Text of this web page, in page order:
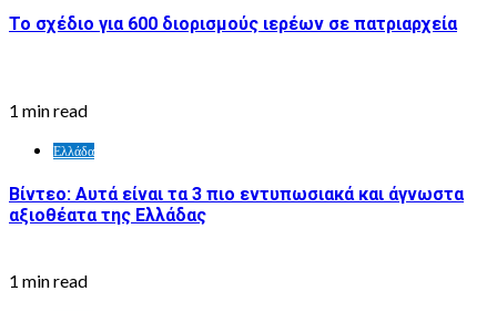
Το σχέδιο για 600 διορισμούς ιερέων σε πατριαρχεία
1 min read
Ελλάδα
Βίντεο: Αυτά είναι τα 3 πιο εντυπωσιακά και άγνωστα
αξιοθέατα της Ελλάδας
1 min read